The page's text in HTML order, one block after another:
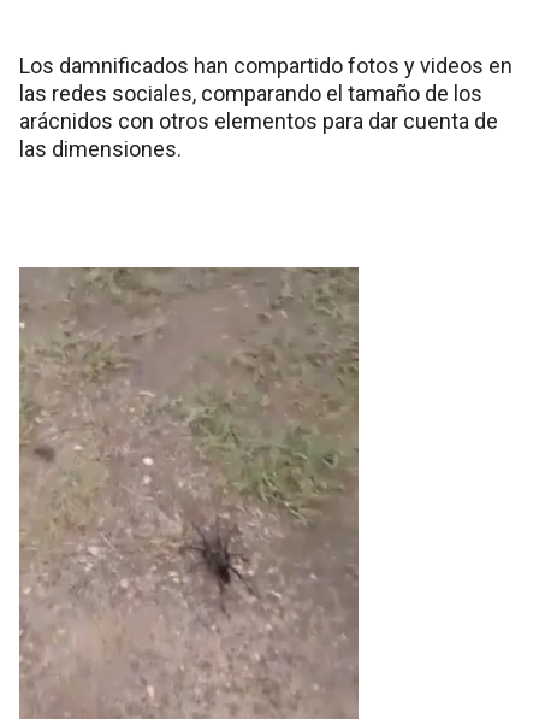
Los damnificados han compartido fotos y videos en
las redes sociales, comparando el tamaño de los
arácnidos con otros elementos para dar cuenta de
las dimensiones.